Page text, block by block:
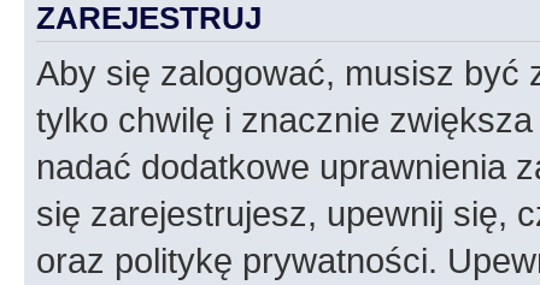
ZAREJESTRUJ
Aby się zalogować, musisz być
tylko chwilę i znacznie
nadać dodatkowe uprawnienia
się zarejestrujesz, upewnij się,
oraz politykę prywatności.